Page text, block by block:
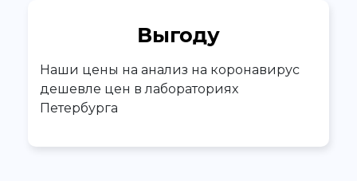
Выгоду
Наши цены на анализ на коронавирус
дешевле цен в лабораториях
Петербурга